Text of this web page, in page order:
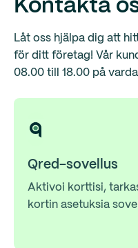
korttisi tai se on
Lomakkeeseen
Kontakta
Låt oss hjälpa dig att
för ditt företag! Vår
08.00 till 18.00 på
Qred-sovellus
Aktivoi korttisi,
kortin asetuksia